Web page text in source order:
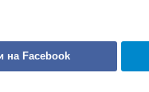
на Facebook